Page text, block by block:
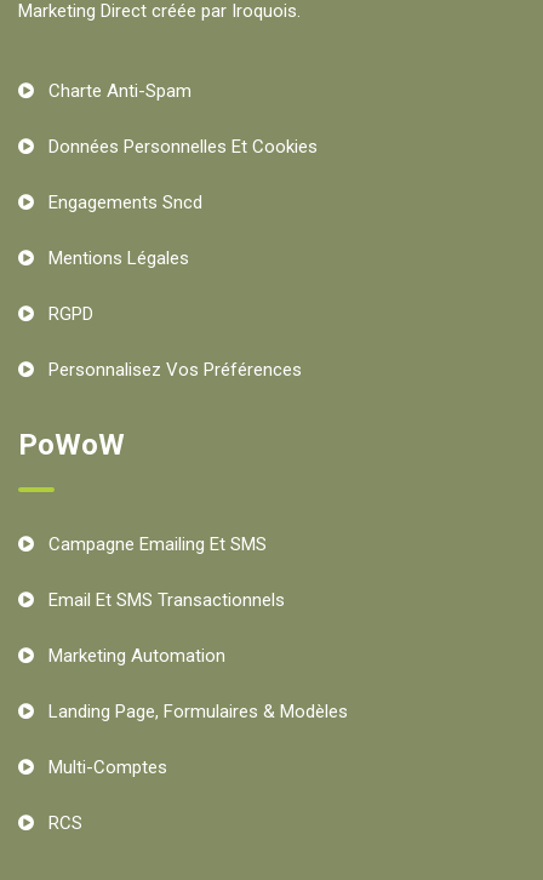
Marketing Direct créée par Iroquois.
Charte Anti-Spam
Données Personnelles Et Cookies
Engagements Sncd
Mentions Légales
RGPD
Personnalisez Vos Préférences
PoWoW
Campagne Emailing Et SMS
Email Et SMS Transactionnels
Marketing Automation
Landing Page, Formulaires & Modèles
Multi-Comptes
RCS